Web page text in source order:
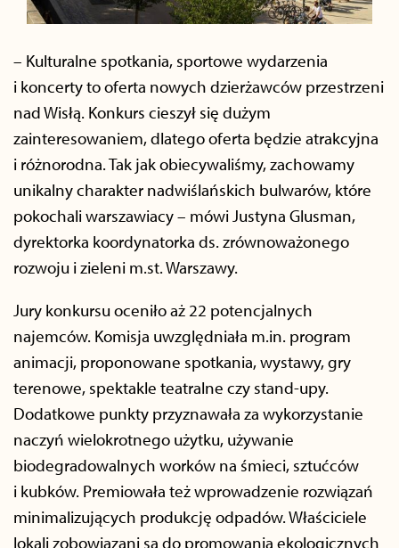
– Kulturalne spotkania, sportowe wydarzenia
i koncerty to oferta nowych dzierżawców przestrzeni
nad Wisłą. Konkurs cieszył się dużym
zainteresowaniem, dlatego oferta będzie atrakcyjna
i różnorodna. Tak jak obiecywaliśmy, zachowamy
unikalny charakter nadwiślańskich bulwarów, które
pokochali warszawiacy – mówi Justyna Glusman,
dyrektorka koordynatorka ds. zrównoważonego
rozwoju i zieleni m.st. Warszawy.
Jury konkursu oceniło aż 22 potencjalnych
najemców. Komisja uwzględniała m.in. program
animacji, proponowane spotkania, wystawy, gry
terenowe, spektakle teatralne czy stand-upy.
Dodatkowe punkty przyznawała za wykorzystanie
naczyń wielokrotnego użytku, używanie
biodegradowalnych worków na śmieci, sztućców
i kubków. Premiowała też wprowadzenie rozwiązań
minimalizujących produkcję odpadów. Właściciele
lokali zobowiązani są do promowania ekologicznych